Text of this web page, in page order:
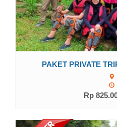
PAKET PRIVATE
Rp